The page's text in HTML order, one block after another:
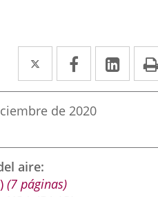
Twitter
Enlace
a
una
externa.
Facebook
Enlace
a
una
externa.
a
de 2020
aire
) (7 páginas)